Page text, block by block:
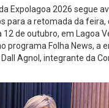
Expolagoa 2026 segue
para a retomada da feira,
12 de outubro, em Lagoa
programa Folha News, a
Agnol, integrante da